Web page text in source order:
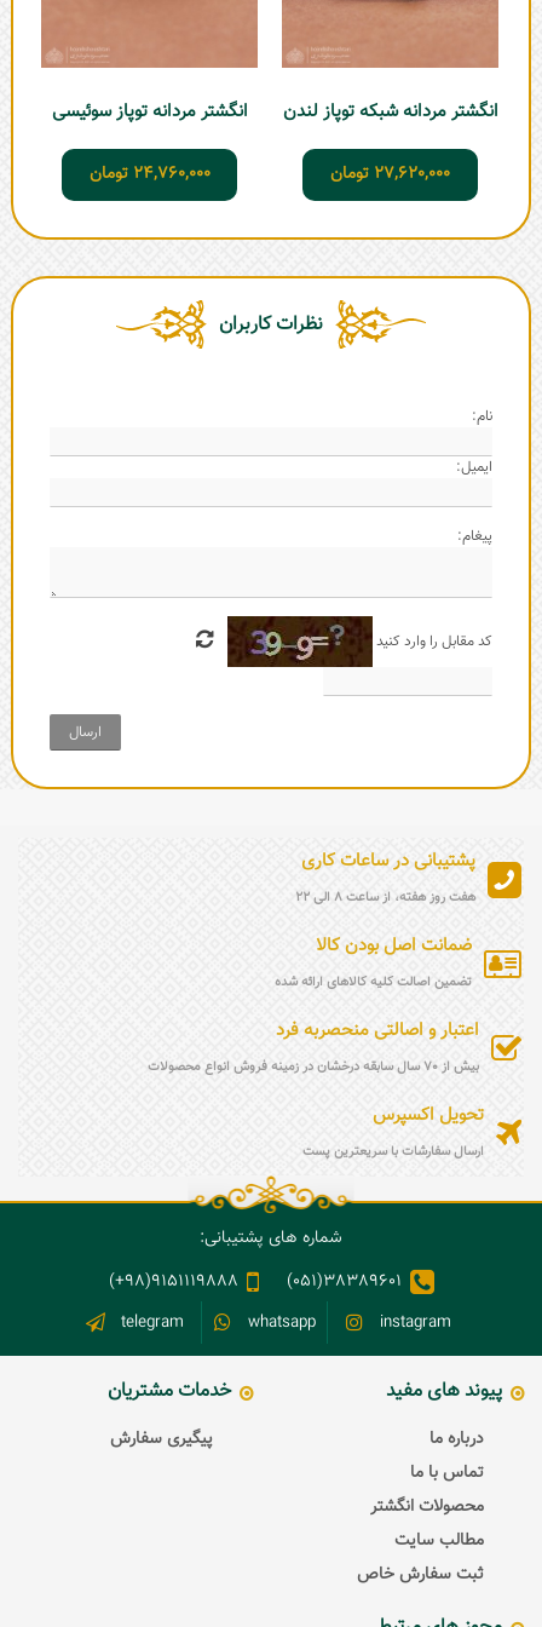
انگشتر مردانه شبکه توپاز لندن
27,620,000 تومان
انگشتر مردانه توپاز سوئیسی
24,760,000 تومان
نظرات کاربران
نام:
ایمیل:
پیغام:
کد مقابل را وارد کنید
ارسال
پشتیبانی در ساعات کاری
هفت روز هفته، از ساعت 8 الی 22
ضمانت اصل بودن کالا
تضمین اصالت کلیه کالاهای ارائه شده
اعتبار و اصالتی منحصربه فرد
بیش از 70 سال سابقه درخشان در زمینه فروش انواع محصولات
تحویل اکسپرس
ارسال سفارشات با سریعترین پست
شماره های پشتیبانی:
38389601(051)
9151119888(98+)
instagram
whatsapp
telegram
پیوند های مفید
درباره ما
تماس با ما
محصولات انگشتر
مطالب سایت
ثبت سفارش خاص
خدمات مشتریان
پیگیری سفارش